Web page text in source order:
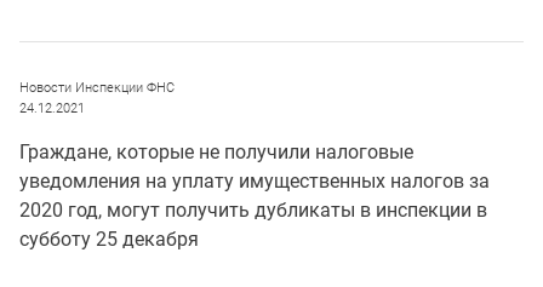
Новости Инспекции ФНС
24.12.2021
Граждане, которые не получили налоговые
уведомления на уплату имущественных налогов за
2020 год, могут получить дубликаты в инспекции в
субботу 25 декабря